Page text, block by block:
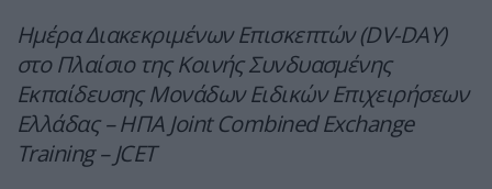
Ημέρα Διακεκριμένων Επισκεπτών (DV-DAY)
στο Πλαίσιο της Κοινής Συνδυασμένης
Εκπαίδευσης Μονάδων Ειδικών Επιχειρήσεων
Ελλάδας – ΗΠΑ Joint Combined Exchange
Training – JCET